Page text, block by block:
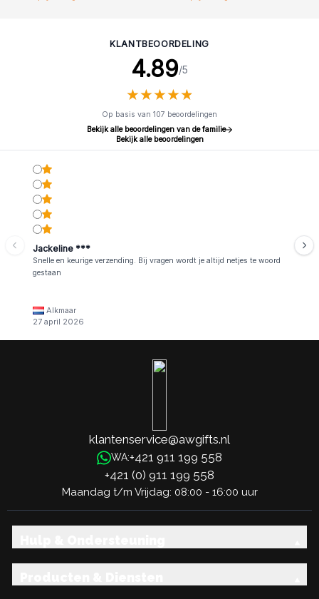
KLANTBEOORDELING
4.89/5
★★★★★
★★★★★
Op basis van 107 beoordelingen
Bekijk alle beoordelingen van de familie
Bekijk alle beoordelingen
Jackeline ***
Snelle en keurige verzending. Bij vragen wordt je altijd netjes te woord
gestaan
Alkmaar
27 april 2026
klantenservice@awgifts.nl
WA:+421 911 199 558
+421 (0) 911 199 558
Maandag t/m Vrijdag: 08:00 - 16:00 uur